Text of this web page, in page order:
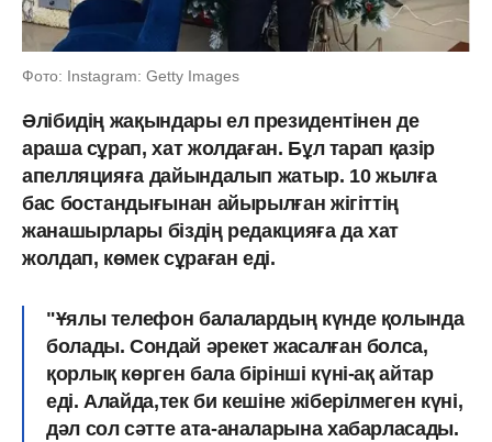
Фото: Instagram: Getty Images
Әлібидің жақындары ел президентінен де
араша сұрап, хат жолдаған. Бұл тарап қазір
апелляцияға дайындалып жатыр. 10 жылға
бас бостандығынан айырылған жігіттің
жанашырлары біздің редакцияға да хат
жолдап, көмек сұраған еді.
"Ұялы телефон балалардың күнде қолында
болады. Сондай әрекет жасалған болса,
қорлық көрген бала бірінші күні-ақ айтар
еді. Алайда,тек би кешіне жіберілмеген күні,
дәл сол сәтте ата-аналарына хабарласады.